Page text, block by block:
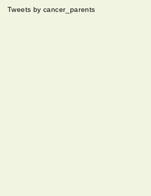
Tweets by cancer_parents